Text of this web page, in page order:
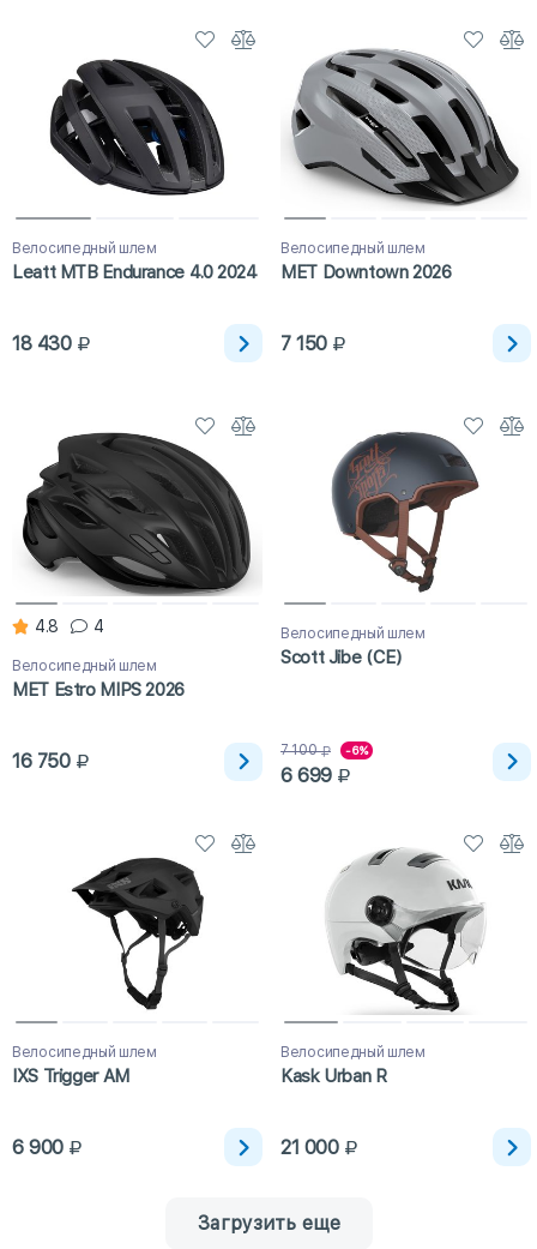
Велосипедный шлем
Leatt MTB Endurance 4.0 2024
18 430
Велосипедный шлем
MET Downtown 2026
7 150
4.8 4
Велосипедный шлем
MET Estro MIPS 2026
16 750
Велосипедный шлем
Scott Jibe (CE)
7 100 -6%
6 699
Велосипедный шлем
IXS Trigger AM
6 900
Велосипедный шлем
Kask Urban R
21 000
Загрузить еще